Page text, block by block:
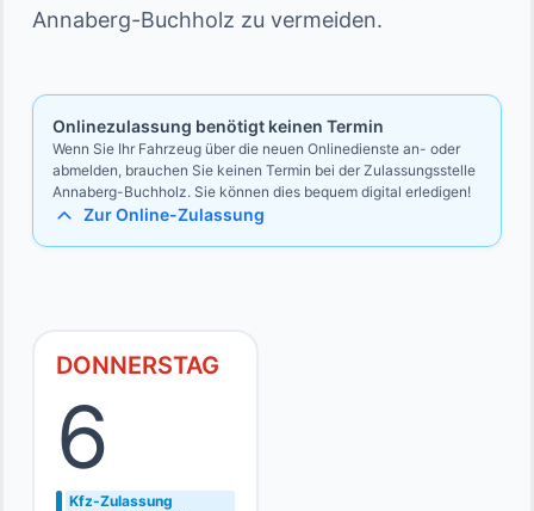
Vollmacht
Ausweise des Vollmachtgebers und des
Annaberg-Buchholz zu vermeiden.
Onlinezulassung benötigt keinen Termin
Wenn Sie Ihr Fahrzeug über die neuen Onlinedienste an- oder
abmelden, brauchen Sie keinen Termin bei der Zulassungsstelle
Annaberg-Buchholz. Sie können dies bequem digital erledigen!
Zur Online-Zulassung
DONNERSTAG
6
Kfz-Zulassung